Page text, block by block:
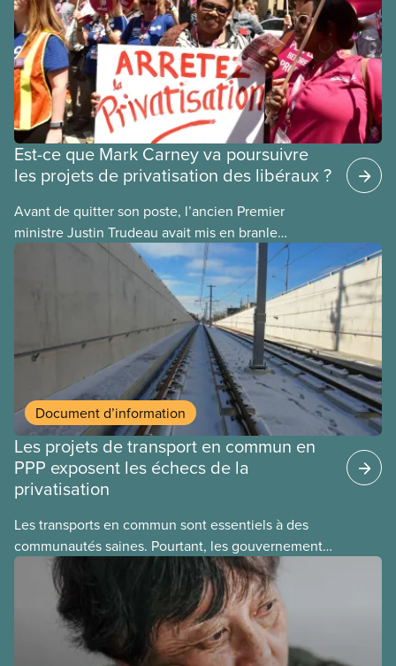
Est-ce que Mark Carney va poursuivre
les projets de privatisation des libéraux ?
Avant de quitter son poste, l’ancien Premier
ministre Justin Trudeau avait mis en branle
plusieurs projets de privatisation, dans l’espoir que
son successeur les mènerait à terme. Voici
Document d’information
Les projets de transport en commun en
PPP exposent les échecs de la
privatisation
Les transports en commun sont essentiels à des
communautés saines. Pourtant, les gouvernements
laissent des entreprises les exploiter à des fins
lucratives. Ce nouveau document d’information
explique les échecs de la privatisation de réseaux
de transport en commun et les problèmes
fondamentaux des PPP, quel que soit le projet.